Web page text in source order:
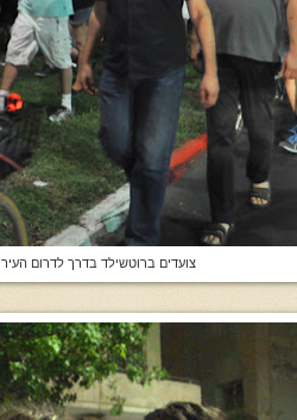
צועדים ברוטשילד בדרך לדרום העיר